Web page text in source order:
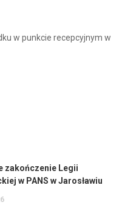
w punkcie recepcyjnym w
zakończenie Legii
w PANS w Jarosławiu